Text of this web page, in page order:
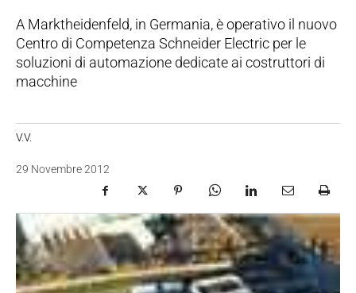
A Marktheidenfeld, in Germania, è operativo il nuovo
Centro di Competenza Schneider Electric per le
soluzioni di automazione dedicate ai costruttori di
macchine
V.V.
29 Novembre 2012